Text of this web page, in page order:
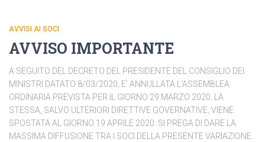
AVVISI AI SOCI
AVVISO IMPORTANTE
A SEGUITO DEL DECRETO DEL PRESIDENTE DEL CONSIGLIO DEI
MINISTRI DATATO 8/03/2020, E’ ANNULLATA L’ASSEMBLEA
ORDINARIA PREVISTA PER IL GIORNO 29 MARZO 2020. LA
STESSA, SALVO ULTERIORI DIRETTIVE GOVERNATIVE, VIENE
SPOSTATA AL GIORNO 19 APRILE 2020. SI PREGA DI DARE LA
MASSIMA DIFFUSIONE TRA I SOCI DELLA PRESENTE VARIAZIONE.